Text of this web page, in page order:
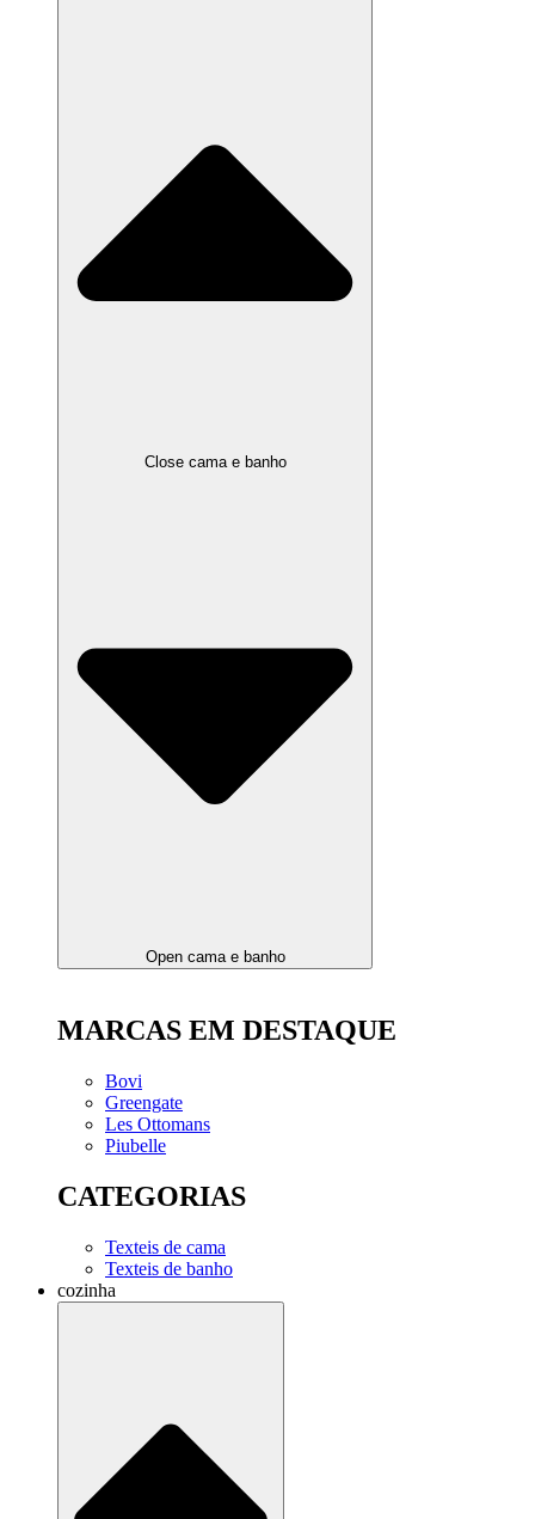
Close cama e banho
Open cama e banho
MARCAS EM DESTAQUE
Bovi
Greengate
Les Ottomans
Piubelle
CATEGORIAS
Texteis de cama
Texteis de banho
cozinha